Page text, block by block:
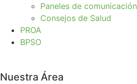
Paneles de comunicación
Consejos de Salud
PROA
BPSO
Nuestra Área